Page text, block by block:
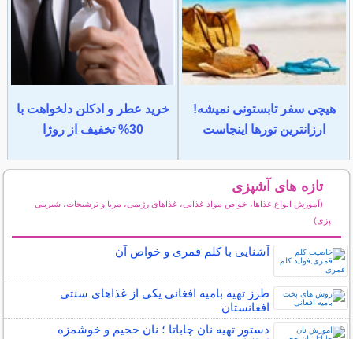
هیچی سفر تابستونی نمیشه!
ارزانترین تورها اینجاست
خرید عطر و ادکلن دلخواهت با
30% تخفیف از روژا
تازه های آشپزی
(آموزش انواع غذاها، خواص مواد غذایی، غذاهای رژیمی، مربا و ترشیجات، شیرینی
پزی)
آشنایی با کلم قمری و خواص آن
طرز تهیه بامیه افغانی یکی از غذاهای سنتی
افغانستان
دستور تهیه نان چاباتا ؛ نان حجیم و خوشمزه